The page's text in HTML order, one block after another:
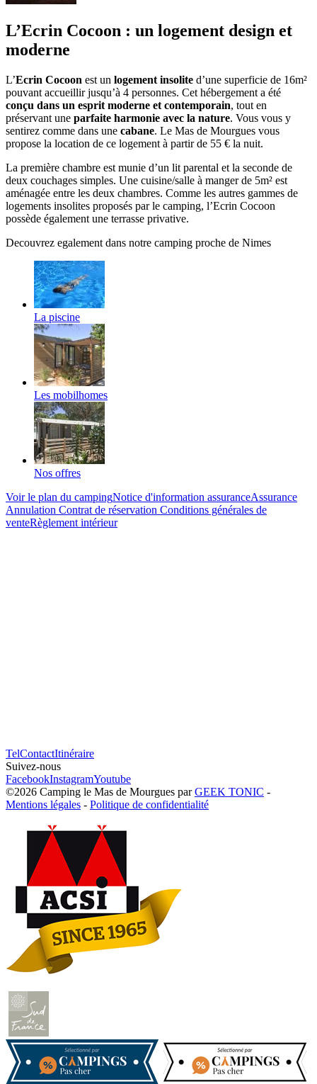
L’Ecrin Cocoon : un logement design et
moderne
L’Ecrin Cocoon est un logement insolite d’une superficie de 16m²
pouvant accueillir jusqu’à 4 personnes. Cet hébergement a été
conçu dans un esprit moderne et contemporain, tout en
préservant une parfaite harmonie avec la nature. Vous vous y
sentirez comme dans une cabane. Le Mas de Mourgues vous
propose la location de ce logement à partir de 55 € la nuit.
La première chambre est munie d’un lit parental et la seconde de
deux couchages simples. Une cuisine/salle à manger de 5m² est
aménagée entre les deux chambres. Comme les autres gammes de
logements insolites proposés par le camping, l’Ecrin Cocoon
possède également une terrasse privative.
Decouvrez egalement dans notre camping proche de Nimes
La piscine
Les mobilhomes
Nos offres
Voir le plan du campingNotice d'information assuranceAssurance
Annulation Contrat de réservation Conditions générales de
venteRèglement intérieur
TelContactItinéraire
Suivez-nous
FacebookInstagramYoutube
©2026 Camping le Mas de Mourgues parGEEK TONIC -
Mentions légales - Politique de confidentialité